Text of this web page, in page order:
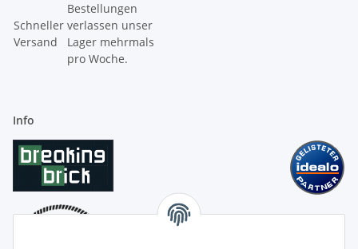
Schneller
Versand
Bestellungen
verlassen unser
Lager mehrmals
pro Woche.
Info